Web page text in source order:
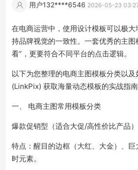
用户132****6546 2026-05-23
在电商运营中，使用设计模板可以极
持品牌视觉的一致性。一套优秀的主图
看”，更要符合不同平台的点击逻辑。
以下为您整理的电商主图模板分类以及
(LinkPix) 获取海量动态模板的实战指南
一、 电商主图常用模板分类
爆款促销型（适合大促/高性价比产品）
特点：醒目的边框（大红、大金）、
时元素。